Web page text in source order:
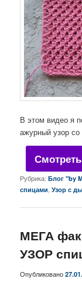
В этом видео я
ажурный узор
Рубрика: Блог "by
спицами ,Узор с
МЕГА
УЗОР
Опубликовано